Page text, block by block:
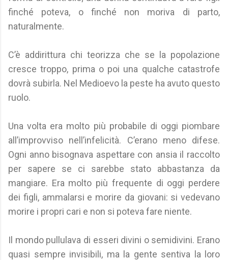
finché poteva, o finché non moriva di parto,
naturalmente.
C’è addirittura chi teorizza che se la popolazione
cresce troppo, prima o poi una qualche catastrofe
dovrà subirla. Nel Medioevo la peste ha avuto questo
ruolo.
Una volta era molto più probabile di oggi piombare
all’improvviso nell’infelicità. C’erano meno difese.
Ogni anno bisognava aspettare con ansia il raccolto
per sapere se ci sarebbe stato abbastanza da
mangiare. Era molto più frequente di oggi perdere
dei figli, ammalarsi e morire da giovani: si vedevano
morire i propri cari e non si poteva fare niente.
Il mondo pullulava di esseri divini o semidivini. Erano
quasi sempre invisibili, ma la gente sentiva la loro